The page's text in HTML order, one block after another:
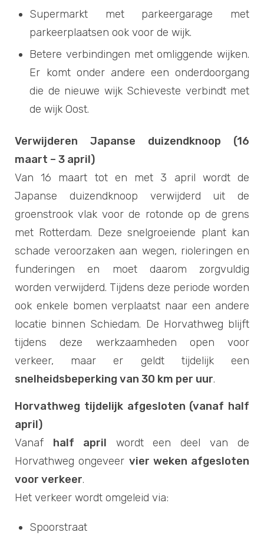
Supermarkt met parkeergarage met
parkeerplaatsen ook voor de wijk.
Betere verbindingen met omliggende wijken.
Er komt onder andere een onderdoorgang
die de nieuwe wijk Schieveste verbindt met
de wijk Oost.
Verwijderen Japanse duizendknoop (16
maart – 3 april)
Van 16 maart tot en met 3 april wordt de
Japanse duizendknoop verwijderd uit de
groenstrook vlak voor de rotonde op de grens
met Rotterdam. Deze snelgroeiende plant kan
schade veroorzaken aan wegen, rioleringen en
funderingen en moet daarom zorgvuldig
worden verwijderd. Tijdens deze periode worden
ook enkele bomen verplaatst naar een andere
locatie binnen Schiedam. De Horvathweg blijft
tijdens deze werkzaamheden open voor
verkeer, maar er geldt tijdelijk een
snelheidsbeperking van 30 km per uur.
Horvathweg tijdelijk afgesloten (vanaf half
april)
Vanaf half april wordt een deel van de
Horvathweg ongeveer vier weken afgesloten
voor verkeer.
Het verkeer wordt omgeleid via:
Spoorstraat